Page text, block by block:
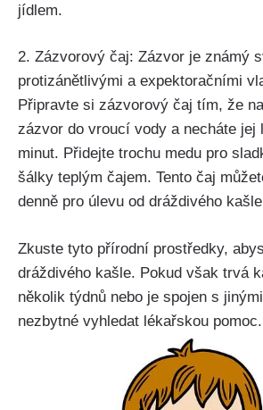
jídlem.
2. Zázvorový čaj: Zázvor je známý
protizánětlivými a expektoračními
Připravte si zázvorový čaj tím, že
zázvor⁣ do vroucí vody a necháte‌ jej⁤
minut. Přidejte trochu medu pro
šálky‍ teplým čajem. Tento čaj
denně pro‌ úlevu od​ dráždivého
Zkuste tyto přírodní prostředky,
dráždivého kašle.⁢ Pokud však trvá
několik⁣ týdnů nebo⁤ je spojen s
nezbytné vyhledat lékařskou pomoc.